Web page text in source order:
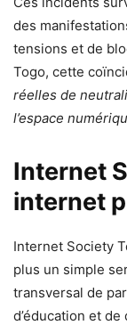
des
tensions et de
Togo, cette
réelles de
l’espace
Internet
internet
Internet Society
plus un simple
transversal de
d’éducation et